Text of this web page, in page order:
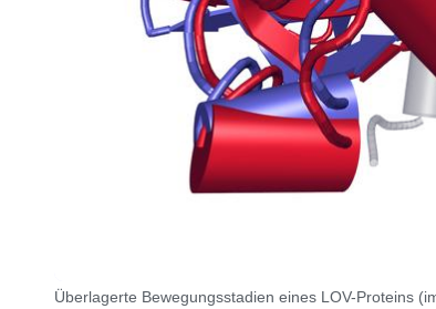
Überlagerte Bewegungsstadien eines LOV-Proteins